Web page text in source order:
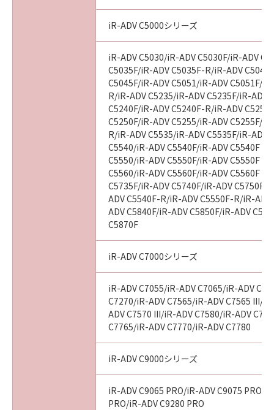
iR-ADV C5000シリーズ
iR-ADV C5030/iR-ADV C5030F/iR-ADV
C5035F/iR-ADV C5035F-R/iR-ADV
C5045F/iR-ADV C5051/iR-ADV C5051F/
R/iR-ADV C5235/iR-ADV C5235F/iR-ADV
C5240F/iR-ADV C5240F-R/iR-ADV
C5250F/iR-ADV C5255/iR-ADV C5255F/
R/iR-ADV C5535/iR-ADV C5535F/iR-ADV
C5540/iR-ADV C5540F/iR-ADV C5540F
C5550/iR-ADV C5550F/iR-ADV C5550F
C5560/iR-ADV C5560F/iR-ADV C5560F
C5735F/iR-ADV C5740F/iR-ADV C5750F/
ADV C5540F-R/iR-ADV C5550F-R/iR-
ADV C5840F/iR-ADV C5850F/iR-ADV
C5870F
iR-ADV C7000シリーズ
iR-ADV C7055/iR-ADV C7065/iR-ADV
C7270/iR-ADV C7565/iR-ADV C7565 III/
ADV C7570 III/iR-ADV C7580/iR-ADV
C7765/iR-ADV C7770/iR-ADV C7780
iR-ADV C9000シリーズ
iR-ADV C9065 PRO/iR-ADV C9075 PRO/
PRO/iR-ADV C9280 PRO